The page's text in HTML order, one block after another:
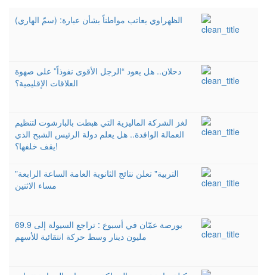
الظهراوي يعاتب مواطناً بشأن عبارة: (سمّ الهاري)
دحلان.. هل يعود “الرجل الأقوى نفوذاً” على صهوة
العلاقات الإقليمية؟
لغز الشركة الماليزية التي هبطت بالبارشوت لتنظيم
العمالة الوافدة.. هل يعلم دولة الرئيس الشبح الذي
يقف خلفها؟!
"التربية" تعلن نتائج الثانوية العامة الساعة الرابعة
مساء الاثنين
بورصة عمّان في أسبوع : تراجع السيولة إلى 69.9
مليون دينار وسط حركة انتقائية للأسهم